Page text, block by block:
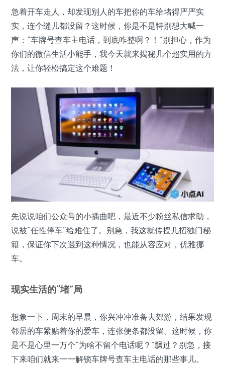
急着开车走人，却发现别人的车把你的车给堵得严严实
实，连个缝儿都没留？这时候，你是不是特别想大喊一
声：“车牌号查车主电话，到底咋整啊？！”别担心，作为
你们的微信生活小能手，我今天就来揭秘几个超实用的方
法，让你轻松搞定这个难题！
先说说咱们公众号的小插曲吧，最近不少粉丝私信求助，
说被“任性停车”给难住了。别急，我这就传授几招独门秘
籍，保证你下次遇到这种情况，也能从容应对，优雅挪
车。
现实生活的“堵”局
想象一下，周末的早晨，你兴冲冲准备去郊游，结果发现
邻居的车紧贴着你的爱车，连张便条都没留。这时候，你
是不是心里一万个“为啥不留个电话呢？”飘过？别急，接
下来咱们就来一一解锁车牌号查车主电话的那些事儿。